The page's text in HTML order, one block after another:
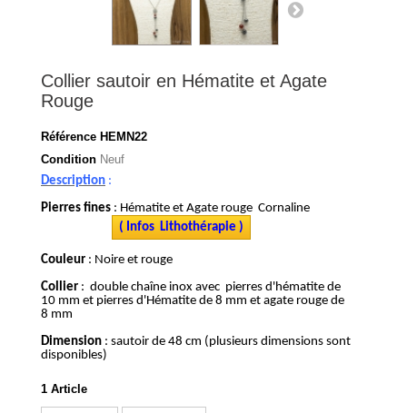
Collier sautoir en Hématite et Agate
Rouge
Référence HEMN22
Condition Neuf
Description :
Pierres fines : Hématite et Agate rouge Cornaline
( Infos Lithothérapie )
Couleur : Noire et rouge
Collier : double chaîne inox avec pierres d'hématite de
10 mm et pierres d'Hématite de 8 mm et agate rouge de
8 mm
Dimension : sautoir de 48 cm (plusieurs dimensions sont
disponibles)
1 Article